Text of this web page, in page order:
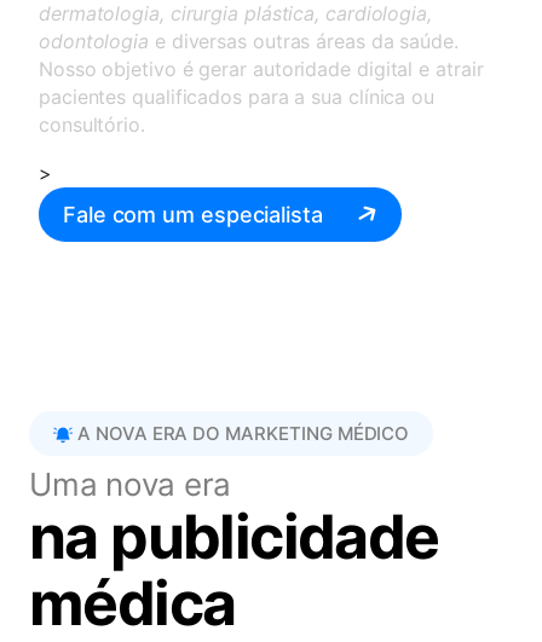
dermatologia, cirurgia plástica, cardiologia,
odontologia e diversas outras áreas da saúde.
Nosso objetivo é gerar autoridade digital e atrair
pacientes qualificados para a sua clínica ou
consultório.
>
Fale com um especialista
A NOVA ERA DO MARKETING MÉDICO
Uma nova era
na publicidade
médica